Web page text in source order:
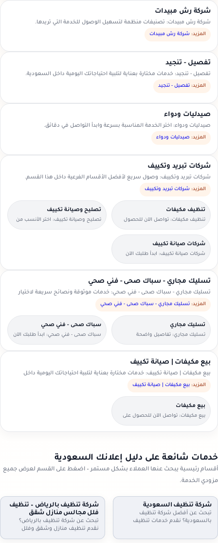
شركة رش مبيدات
شركة رش مبيدات: تصنيفات منظمة لتسهيل الوصول للخدمة التي تريدها.
المزيد: شركة رش مبيدات
تفصيل - تنجيد
تفصيل - تنجيد: خدمات مختارة بعناية لتلبية احتياجاتك اليومية داخل السعودية.
المزيد: تفصيل - تنجيد
صيدليات ودواء
صيدليات ودواء: اختر الخدمة المناسبة بسرعة وابدأ التواصل في دقائق.
المزيد: صيدليات ودواء
شركات تبريد وتكييف
شركات تبريد وتكييف: وصول سريع لأفضل الأقسام الفرعية داخل هذا القسم.
المزيد: شركات تبريد وتكييف
تنظيف مكيفات
تنظيف مكيفات: تواصل الآن للحصول
على عرض سعر مناسب.
تصليح وصيانة تكييف
تصليح وصيانة تكييف: اختر الأنسب من
العروض المتاحة في منطقتك.
شركات صيانة تكييف
شركات صيانة تكييف: ابدأ طلبك الآن
بخطوات بسيطة وواضحة.
تسليك مجاري - سباك صحى - فني صحي
تسليك مجاري - سباك صحى - فني صحي: خدمات موثوقة ونصائح سريعة لاختيار
الأنسب.
المزيد: تسليك مجاري - سباك صحى - فني صحي
تسليك مجاري
تسليك مجاري: تفاصيل واضحة
لتسهيل اختيار مقدم الخدمة.
سباك صحى - فني صحي
سباك صحى - فني صحي: ابدأ طلبك الآن
بخطوات بسيطة وواضحة.
بيع مكيفات | صيانة تكييف
بيع مكيفات | صيانة تكييف: خدمات مختارة بعناية لتلبية احتياجاتك اليومية داخل
السعودية.
المزيد: بيع مكيفات | صيانة تكييف
بيع مكيفات
بيع مكيفات: تواصل الآن للحصول على
عرض سعر مناسب.
خدمات شائعة على دليل إعلانك السعودية
أقسام رئيسية يبحث عنها العملاء بشكل مستمر – اضغط على القسم لعرض جميع
مزودي الخدمة.
شركة تنظيف السعودية
تبحث عن أفضل شركة تنظيف
بالسعودية؟ نقدم خدمات تنظيف
شركة تنظيف بالرياض – تنظيف
فلل مجالس منازل شقق
تبحث عن شركة تنظيف بالرياض؟
نقدم تنظيف منازل وشقق وفلل